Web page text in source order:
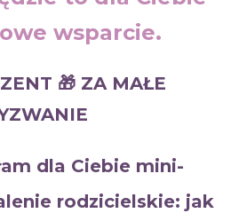
wsparcie.
🎁 ZA MAŁE
dla Ciebie mini-
rodzicielskie: jak